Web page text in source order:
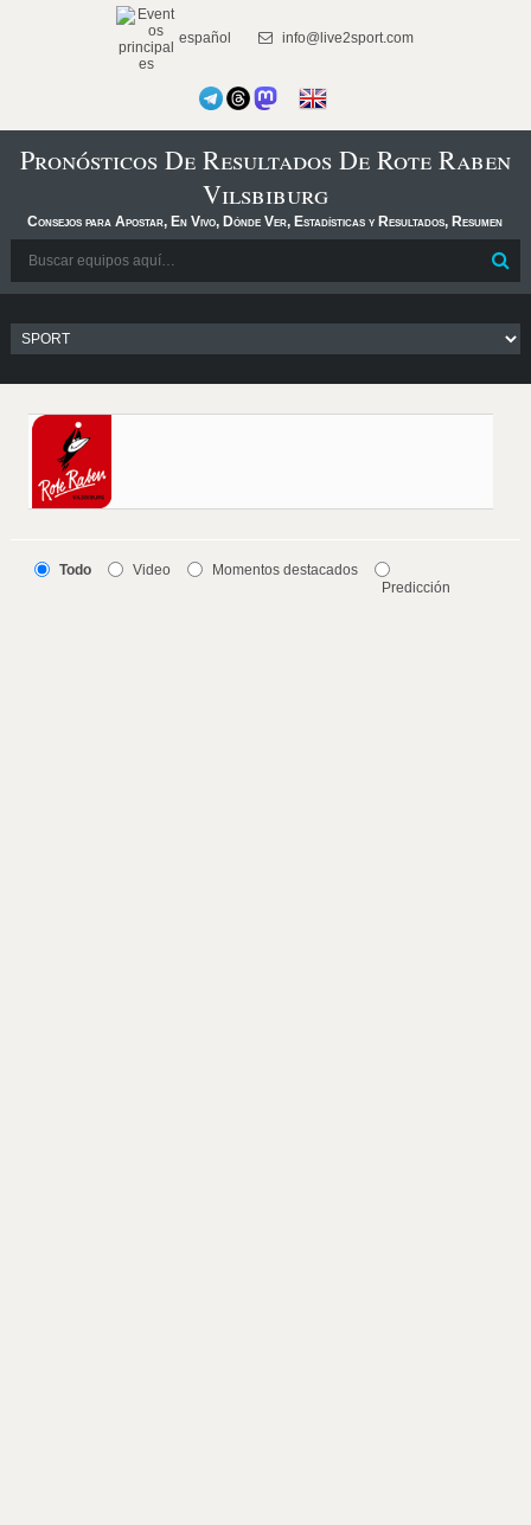
español info@live2sport.com
Pronósticos De Resultados De Rote Raben
Vilsbiburg
Consejos para Apostar, En Vivo, Dónde Ver, Estadísticas y Resultados, Resumen
Todo Video
Momentos destacados
Predicción